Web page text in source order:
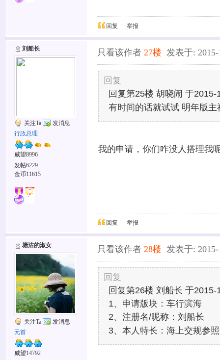
回复 举报
刘船长
关注Ta
发消息
行政总理
威望8996
发帖6229
金币11615
只看该作者 27楼 发表于: 2015-
回复
回复第25楼 胡晓闹 于
有时间的话就试试 明年版
我的申请，你们咋没人搭理我
回复 举报
塘沽的淑女
关注Ta
发消息
元首
威望14792
只看该作者 28楼 发表于: 2015-
回复
回复第26楼 刘船长 于
1、申请版块：车行滨海
2、注册名/昵称：刘船长
3、本人特长：海上交规参